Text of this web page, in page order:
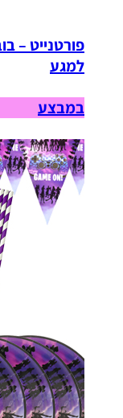
פורטנייט –
למגע
במבצע